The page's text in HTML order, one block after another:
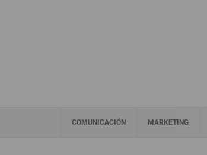
COMUNICACIÓN MARKETING